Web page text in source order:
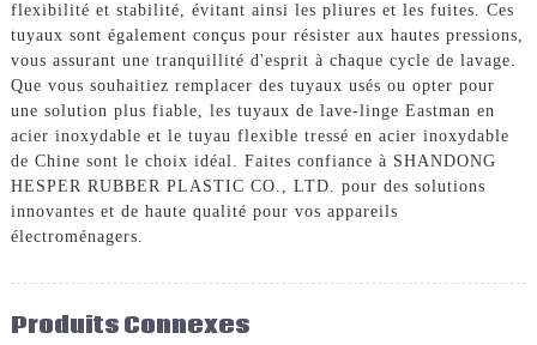
flexibilité et stabilité, évitant ainsi les pliures et les fuites. Ces
tuyaux sont également conçus pour résister aux hautes pressions,
vous assurant une tranquillité d'esprit à chaque cycle de lavage.
Que vous souhaitiez remplacer des tuyaux usés ou opter pour
une solution plus fiable, les tuyaux de lave-linge Eastman en
acier inoxydable et le tuyau flexible tressé en acier inoxydable
de Chine sont le choix idéal. Faites confiance à SHANDONG
HESPER RUBBER PLASTIC CO., LTD. pour des solutions
innovantes et de haute qualité pour vos appareils
électroménagers.
Produits Connexes